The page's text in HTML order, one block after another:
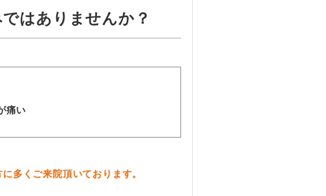
はありませんか？
痛い
多くご来院頂いております。